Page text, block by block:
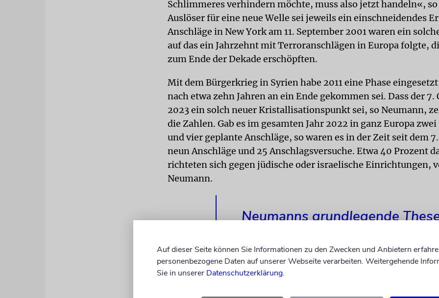
Schlimmeres verhindern möchte, muss also jetzt handeln«,
Auslöser für eine neue Welle sei jeweils ein einschneidendes
Anschläge in New York am 11. September 2001 waren ein
auf das ein Jahrzehnt mit Terroranschlägen in Europa folgte,
zum Ende der Dekade erschöpften.
Mit dem Bürgerkrieg in Syrien habe 2011 eine Phase
nach etwa zehn Jahren an ein Ende gekommen sei. Dass der 7.
2023 ein solch neuer Kristallisationspunkt sei, so Neumann,
die Zahlen. Gab es im gesamten Jahr 2022 in ganz Europa
und vier geplante Anschläge, so waren es in der Zeit seit dem
neun Anschläge und 25 Anschlagsversuche. Etwa 40 Prozent
richteten sich gegen jüdische oder israelische Einrichtungen,
Neumann.
Neumanns grundlegende
neuen Terrorwelle.
Auf dieser Seite können Sie Informationen zu den Zwecken und Anbietern
personenbezogene Daten auf unserer Webseite verarbeiten. Weitergehende
Sie in unserer Datenschutzerklärung.